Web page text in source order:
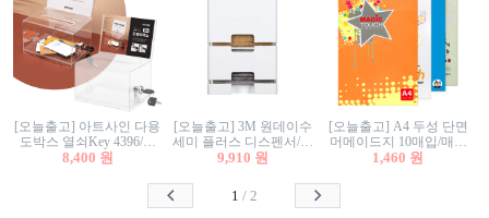
[오늘출고] 아트사인 다용
도박스 열쇠Key 4396/투
표함/건의함/모금함/응모
8,400 원
[오늘출고] 3M 원데이수
세미 플러스 디스펜서/소
프트수세미5매+강력수세
9,910 원
[오늘출고] A4 두성 단면
머메이드지 10매입/매직
터치/색지/색상지/색복사
칼라색지/고급복사지
1,460 원
1 / 2